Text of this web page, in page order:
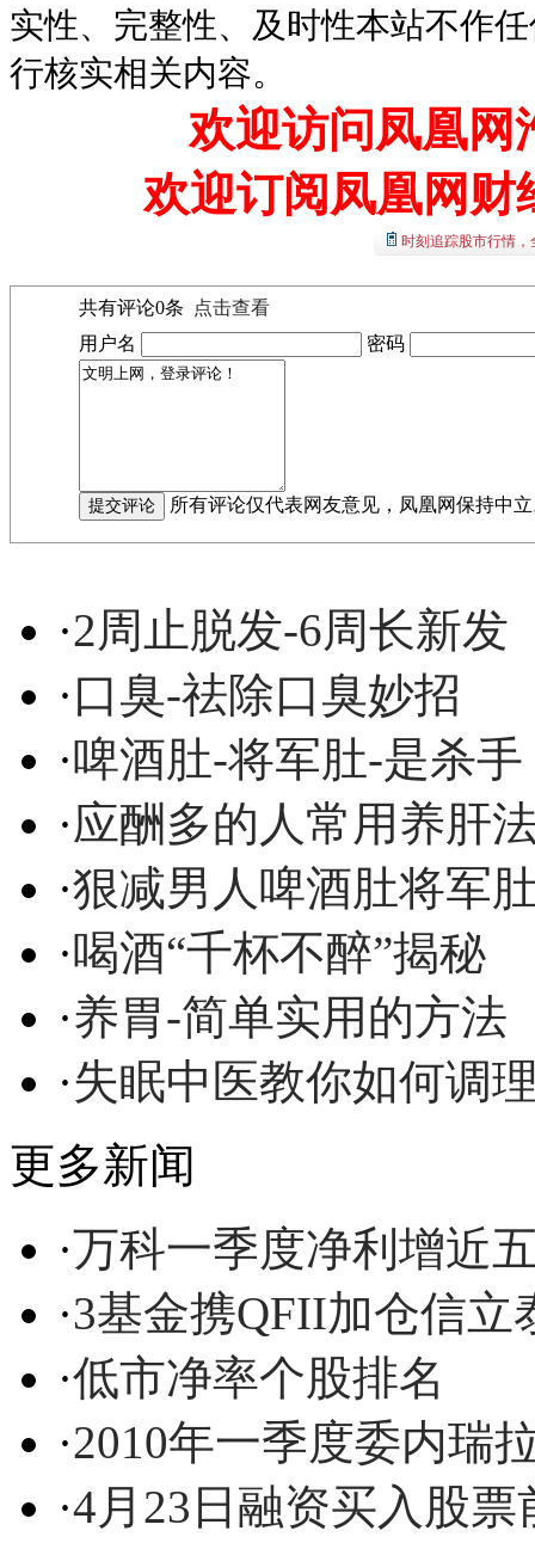
实性、完整性、及时性本站不作
行核实相关内容。
欢迎访问凤凰网
欢迎订阅凤凰网财
时刻追踪股市行情
共有评论0条
点击查看
用户名
密码
所有评论仅代表网友意见，凤凰网保持中
·2周止脱发-6周长新发
·口臭-祛除口臭妙招
·啤酒肚-将军肚-是杀手
·应酬多的人常用养肝
·狠减男人啤酒肚将军
·喝酒“千杯不醉”揭秘
·养胃-简单实用的方法
·失眠中医教你如何调
更多新闻
·万科一季度净利增近
·3基金携QFII加仓信立
·低市净率个股排名
·2010年一季度委内瑞
·4月23日融资买入股票